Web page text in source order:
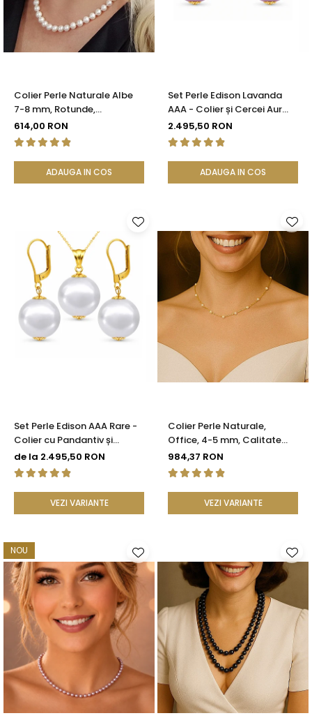
Colier Perle Naturale Albe
7-8 mm, Rotunde,
Închizătoare Argint 925 |
KASKADDA®
614,00 RON
ADAUGA IN COS
Set Perle Edison Lavanda
AAA - Colier și Cercei Aur
Galben 14K, Perle Naturale
11,5-12 mm| KASKADDA®
2.495,50 RON
ADAUGA IN COS
Set Perle Edison AAA Rare -
Colier cu Pandantiv și
Cercei cu Aur Galben 14K,
Perle Naturale 12,5-13 mm |
de la 2.495,50 RON
VEZI VARIANTE
Colier Perle Naturale,
Office, 4-5 mm, Calitate
AAA, Aur 14K | KASKADDA®
984,37 RON
VEZI VARIANTE
NOU